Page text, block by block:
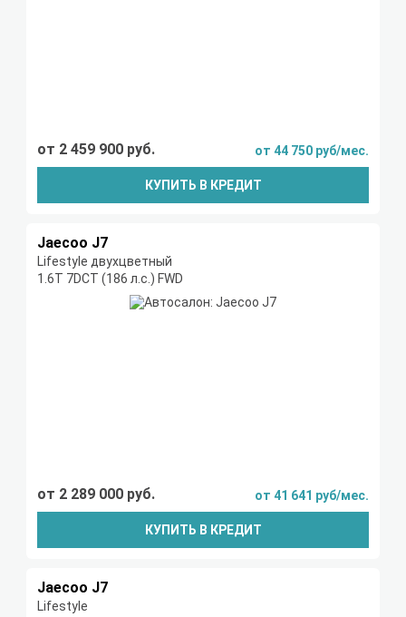
от 2 459 900 руб. от 44 750 руб/мес.
КУПИТЬ В КРЕДИТ
Jaecoo J7
Lifestyle двухцветный
1.6T 7DCT (186 л.с.) FWD
от 2 289 000 руб. от 41 641 руб/мес.
КУПИТЬ В КРЕДИТ
Jaecoo J7
Lifestyle